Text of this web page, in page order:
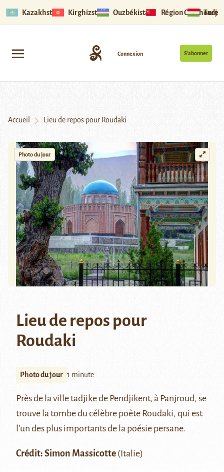
Kazakhstan Kirghizstan Ouzbékistan Région Ouïghoure
S’abonner
Connexion
Accueil Lieu de repos pour Roudaki
Photo du jour
Lieu de repos pour
Roudaki
Photo du jour 1 minute
Près de la ville tadjike de Pendjikent, à Panjroud, se
trouve la tombe du célèbre poète Roudaki, qui est
l’un des plus importants de la poésie persane.
Crédit: Simon Massicotte (Italie)